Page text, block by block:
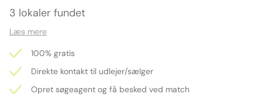
3 lokaler fundet
Læs mere
100% gratis
Direkte kontakt til udlejer/sælger
Opret søgeagent og få besked ved match